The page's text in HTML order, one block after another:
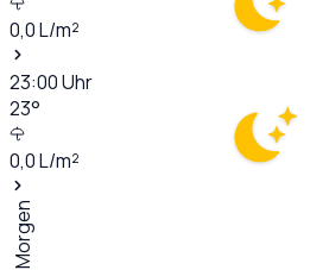
0,0L/m²
23:00Uhr
23°
0,0L/m²
Morgen